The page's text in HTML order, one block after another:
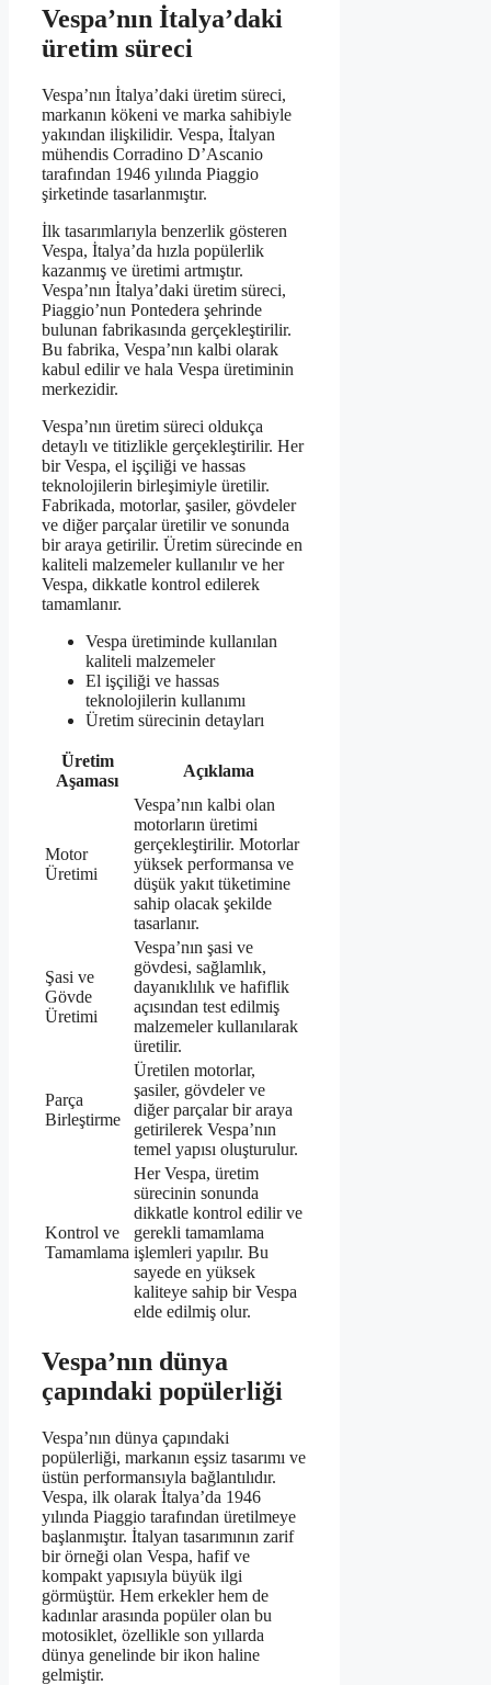
Vespa’nın İtalya’daki
üretim süreci
Vespa’nın İtalya’daki üretim süreci,
markanın kökeni ve marka sahibiyle
yakından ilişkilidir. Vespa, İtalyan
mühendis Corradino D’Ascanio
tarafından 1946 yılında Piaggio
şirketinde tasarlanmıştır.
İlk tasarımlarıyla benzerlik gösteren
Vespa, İtalya’da hızla popülerlik
kazanmış ve üretimi artmıştır.
Vespa’nın İtalya’daki üretim süreci,
Piaggio’nun Pontedera şehrinde
bulunan fabrikasında gerçekleştirilir.
Bu fabrika, Vespa’nın kalbi olarak
kabul edilir ve hala Vespa üretiminin
merkezidir.
Vespa’nın üretim süreci oldukça
detaylı ve titizlikle gerçekleştirilir. Her
bir Vespa, el işçiliği ve hassas
teknolojilerin birleşimiyle üretilir.
Fabrikada, motorlar, şasiler, gövdeler
ve diğer parçalar üretilir ve sonunda
bir araya getirilir. Üretim sürecinde en
kaliteli malzemeler kullanılır ve her
Vespa, dikkatle kontrol edilerek
tamamlanır.
Vespa üretiminde kullanılan
kaliteli malzemeler
El işçiliği ve hassas
teknolojilerin kullanımı
Üretim sürecinin detayları
Üretim
Aşaması
Açıklama
Motor
Üretimi
Vespa’nın kalbi olan
motorların üretimi
gerçekleştirilir. Motorlar
yüksek performansa ve
düşük yakıt tüketimine
sahip olacak şekilde
tasarlanır.
Şasi ve
Gövde
Üretimi
Vespa’nın şasi ve
gövdesi, sağlamlık,
dayanıklılık ve hafiflik
açısından test edilmiş
malzemeler kullanılarak
üretilir.
Parça
Birleştirme
Üretilen motorlar,
şasiler, gövdeler ve
diğer parçalar bir araya
getirilerek Vespa’nın
temel yapısı oluşturulur.
Kontrol ve
Tamamlama
Her Vespa, üretim
sürecinin sonunda
dikkatle kontrol edilir ve
gerekli tamamlama
işlemleri yapılır. Bu
sayede en yüksek
kaliteye sahip bir Vespa
elde edilmiş olur.
Vespa’nın dünya
çapındaki popülerliği
Vespa’nın dünya çapındaki
popülerliği, markanın eşsiz tasarımı ve
üstün performansıyla bağlantılıdır.
Vespa, ilk olarak İtalya’da 1946
yılında Piaggio tarafından üretilmeye
başlanmıştır. İtalyan tasarımının zarif
bir örneği olan Vespa, hafif ve
kompakt yapısıyla büyük ilgi
görmüştür. Hem erkekler hem de
kadınlar arasında popüler olan bu
motosiklet, özellikle son yıllarda
dünya genelinde bir ikon haline
gelmiştir.